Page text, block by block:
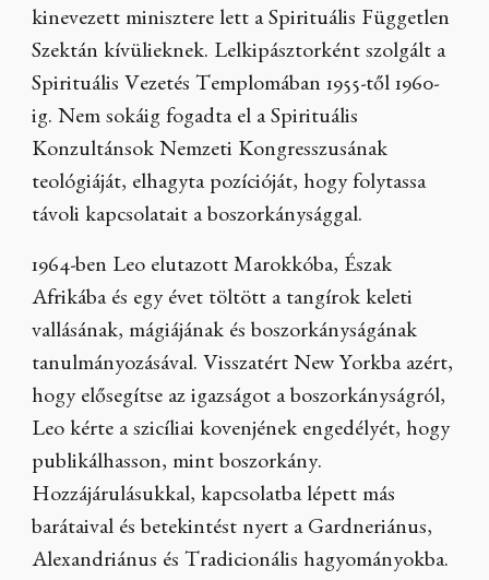
kinevezett minisztere lett a Spirituális Független
Szektán kívülieknek. Lelkipásztorként szolgált a
Spirituális Vezetés Templomában 1955-től 1960-
ig. Nem sokáig fogadta el a Spirituális
Konzultánsok Nemzeti Kongresszusának
teológiáját, elhagyta pozícióját, hogy folytassa
távoli kapcsolatait a boszorkánysággal.
1964-ben Leo elutazott Marokkóba, Észak
Afrikába és egy évet töltött a tangírok keleti
vallásának, mágiájának és boszorkányságának
tanulmányozásával. Visszatért New Yorkba azért,
hogy elősegítse az igazságot a boszorkányságról,
Leo kérte a szicíliai kovenjének engedélyét, hogy
publikálhasson, mint boszorkány.
Hozzájárulásukkal, kapcsolatba lépett más
barátaival és betekintést nyert a Gardneriánus,
Alexandriánus és Tradicionális hagyományokba.